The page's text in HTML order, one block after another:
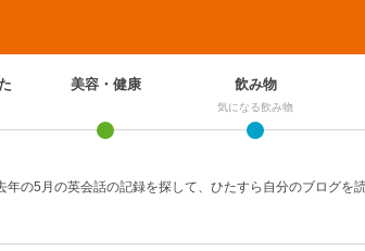
美容・健康 飲み物
気になる飲み物
年の5月の英会話の記録を探して、ひたすら自分のブログを